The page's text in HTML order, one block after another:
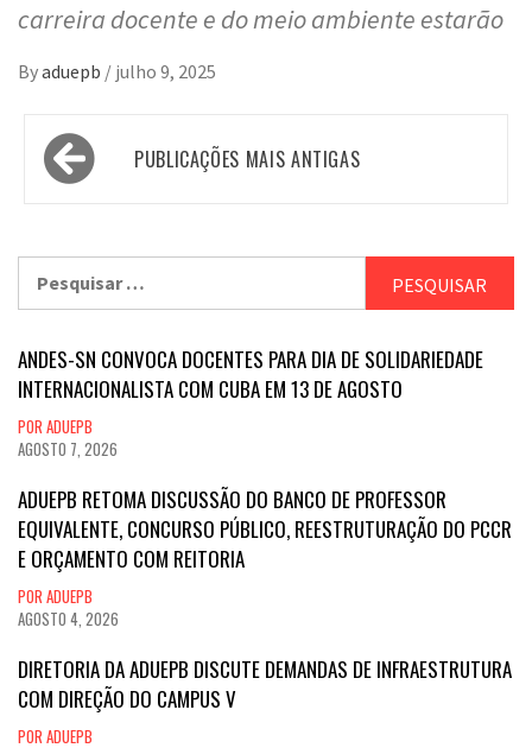
carreira docente e do meio ambiente estarão
Byaduepb / julho 9, 2025
Navegação
por PUBLICAÇÕES MAIS ANTIGAS
por:
ANDES-SN CONVOCA DOCENTES PARA DIA DE SOLIDARIEDADE
INTERNACIONALISTA COM CUBA EM 13 DE AGOSTO
POR ADUEPB
AGOSTO 7, 2026
ADUEPB RETOMA DISCUSSÃO DO BANCO DE PROFESSOR
EQUIVALENTE, CONCURSO PÚBLICO, REESTRUTURAÇÃO DO PCCR
E ORÇAMENTO COM REITORIA
POR ADUEPB
AGOSTO 4, 2026
DIRETORIA DA ADUEPB DISCUTE DEMANDAS DE INFRAESTRUTURA
COM DIREÇÃO DO CAMPUS V
POR ADUEPB